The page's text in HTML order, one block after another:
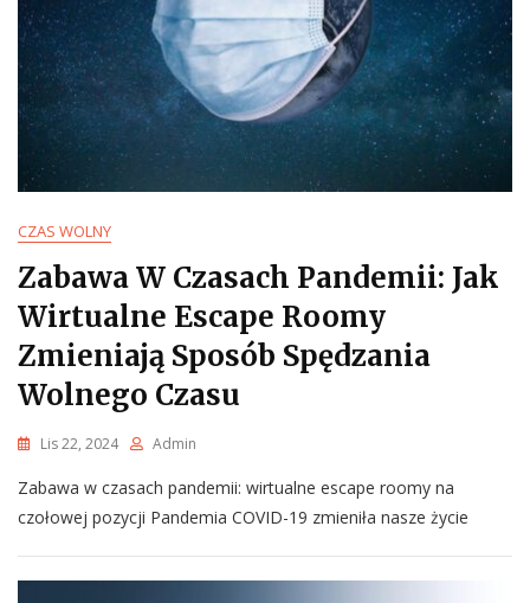
CZAS WOLNY
Zabawa W Czasach Pandemii: Jak
Wirtualne Escape Roomy
Zmieniają Sposób Spędzania
Wolnego Czasu
Lis 22, 2024 Admin
Zabawa w czasach pandemii: wirtualne escape roomy na
czołowej pozycji Pandemia COVID-19 zmieniła nasze życie